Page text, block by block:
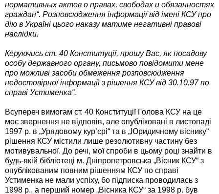
нормативных актов о правах, свободах и обязанностях
граждан“. Розповсюдження інформації від імені КСУ про
дію в Україні цього наказу матиме негативні правові
наслідки.
Керуючись ст. 40 Конституції, прошу Вас, як посадову
особу державного органу, письмово повідомити мене
про можливі засоби обмеження розповсюдження
недостовірної інформації з рішення КСУ від 30.10.97 по
справі Устименка“.
Всупереч вимогам ст. 40 Конституції Голова КСУ на це
моє звернення не відповів, але опубліковані в листопаді
1997 р. в „Урядовому кур’єрі“ та в „Юридичному віснику“
рішення КСУ містили лише резолютивну частину без
мотивувальної. До речі, мої спроби в цьому році знайти в
будь-якій бібліотеці м. Дніпропетровська „Вісник КСУ“ з
опублікованим повним рішенням КСУ по справі
Устименка не мали успіху, бо підписка проводилась з
1998 р., а перший номер „Вісника КСУ“ за 1998 р. був